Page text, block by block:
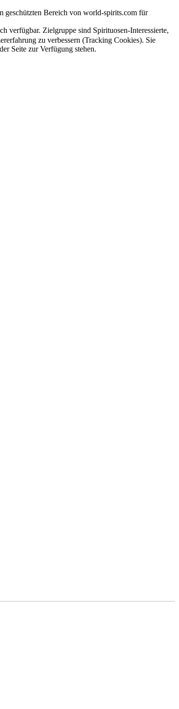
geschützten Bereich von world-spirits.com für
verfügbar. Zielgruppe sind Spirituosen-Interessierte,
zu verbessern (Tracking Cookies). Sie
Seite zur Verfügung stehen.